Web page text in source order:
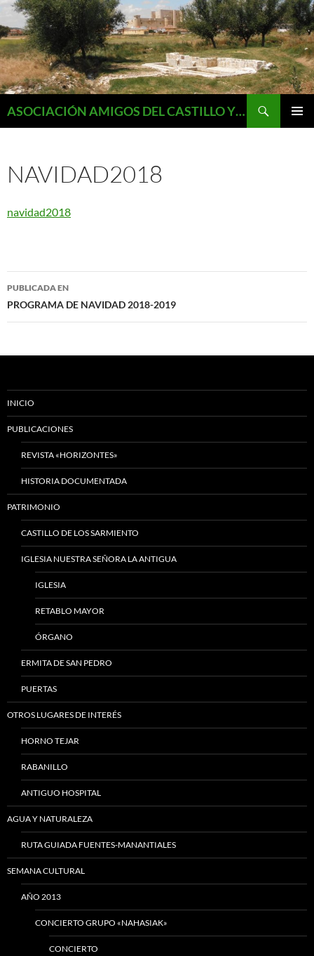
Saltar
al
contenido
ASOCIACIÓN AMIGOS DEL CASTILLO Y MONUMENTOS DE FUENTES DE VALDEPERO
NAVIDAD2018
navidad2018
Navegación
de
PUBLICADA EN
PROGRAMA DE NAVIDAD 2018-2019
INICIO
PUBLICACIONES
REVISTA «HORIZONTES»
HISTORIA DOCUMENTADA
PATRIMONIO
CASTILLO DE LOS SARMIENTO
IGLESIA NUESTRA SEÑORA LA ANTIGUA
IGLESIA
RETABLO MAYOR
ÓRGANO
ERMITA DE SAN PEDRO
PUERTAS
OTROS LUGARES DE INTERÉS
HORNO TEJAR
RABANILLO
ANTIGUO HOSPITAL
AGUA Y NATURALEZA
RUTA GUIADA FUENTES-MANANTIALES
SEMANA CULTURAL
AÑO 2013
CONCIERTO GRUPO «NAHASIAK»
CONCIERTO